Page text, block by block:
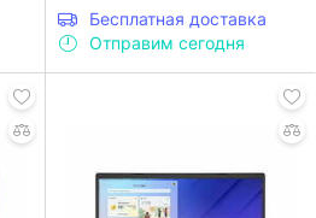
Бесплатная доставка
Отправим сегодня